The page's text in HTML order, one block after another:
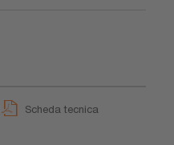
Scheda tecnica